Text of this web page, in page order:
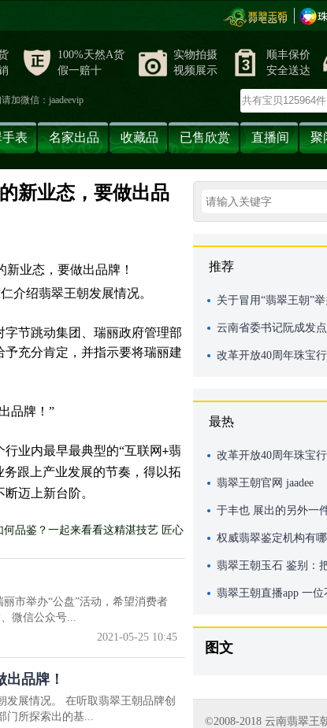
100%天然A货
假一赔十
实物拍摄
视频展示
顺丰保价
安全送达
加微信：jaadeevip
表 名家出品 收藏品 已售欣赏 直播间 聚
新业态，要做出品
介绍翡翠王朝发展情况。
节跳动集团、瑞丽政府管理部
充分肯定，并指示要将瑞丽建
品牌！”
业内最早最典型的“互联网+翡
跟上产业发展的节奏，得以拓
迈上新台阶。
品鉴？一起来看看这精湛技艺 匠心
市举办“公盘”活动，希望消费者
微信公众号...
2021-05-25 10:45
品牌！
发展情况。 在听取翡翠王朝品牌创
门所探索出的基...
推荐
关于冒用“翡翠王朝”
盘”不实消息的公告
云南省委书记阮成发
非常好的新业态，要
改革开放40周年珠宝
最热
改革开放40周年珠宝
王朝荣获双重大奖
翡翠王朝官网 jaadee
于丰也 展出的另外一
半佛半魔的菩萨
权威翡翠鉴定机构有
协会所属的宝玉石检
翡翠王朝玉石 鉴别：
下观察
翡翠王朝直播app 一
图文
©2008-2018 云南翡翠王